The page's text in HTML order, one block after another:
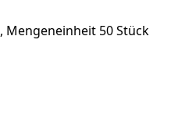
Mengeneinheit 50 Stück